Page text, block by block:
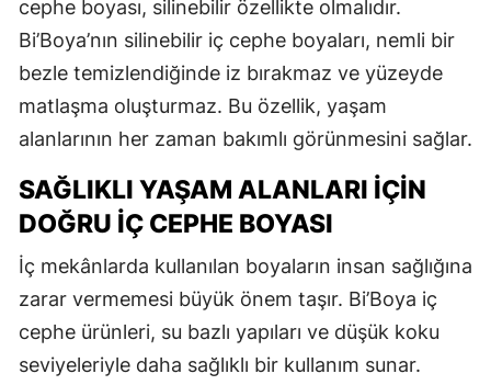
cephe boyası, silinebilir özellikte olmalıdır.
Bi’Boya’nın silinebilir iç cephe boyaları, nemli bir
bezle temizlendiğinde iz bırakmaz ve yüzeyde
matlaşma oluşturmaz. Bu özellik, yaşam
alanlarının her zaman bakımlı görünmesini sağlar.
SAĞLIKLI YAŞAM ALANLARI İÇIN
DOĞRU İÇ CEPHE BOYASI
İç mekânlarda kullanılan boyaların insan sağlığına
zarar vermemesi büyük önem taşır. Bi’Boya iç
cephe ürünleri, su bazlı yapıları ve düşük koku
seviyeleriyle daha sağlıklı bir kullanım sunar.